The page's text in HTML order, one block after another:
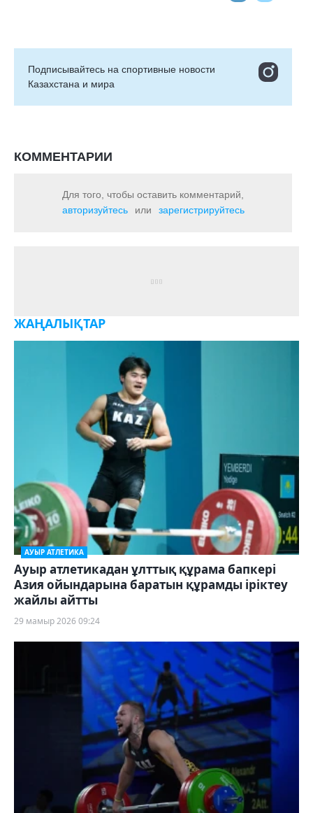
Подписывайтесь на cпортивные новости
Казахстана и мира
КОММЕНТАРИИ
Для того, чтобы оставить комментарий,
авторизуйтесь
или зарегистрируйтесь
ЖАҢАЛЫҚТАР
АУЫР АТЛЕТИКА
Ауыр атлетикадан ұлттық құрама бапкері
Азия ойындарына баратын құрамды іріктеу
жайлы айтты
29 мамыр 2026 09:24